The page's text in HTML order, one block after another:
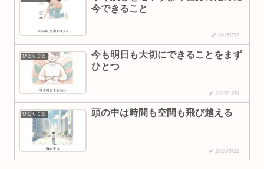
今できること
2025/7/2
ひとりごと
今も明日も大切にできることをまず
ひとつ
2025/12/8
ひとりごと 頭の中は時間も空間も飛び越える
2026/5/21